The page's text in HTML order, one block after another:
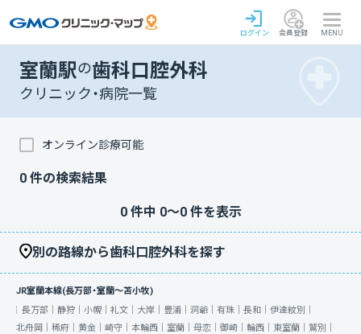
ログイン 会員登録 MENU
室蘭駅の歯科口腔外科
クリニック・病院一覧
オンライン診療可能
0 件の検索結果
0件中 0〜0件を表示
別の路線から歯科口腔外科を探す
JR室蘭本線(長万部・室蘭～苫小牧)
長万部｜ 静狩｜ 小幌｜ 礼文｜ 大岸｜ 豊浦｜ 洞爺｜ 有珠｜ 長和｜ 伊達紋別｜
北舟岡｜ 稀府｜ 黄金｜ 崎守｜ 本輪西｜ 室蘭｜ 母恋｜ 御崎｜ 輪西｜ 東室蘭｜ 鷲別｜